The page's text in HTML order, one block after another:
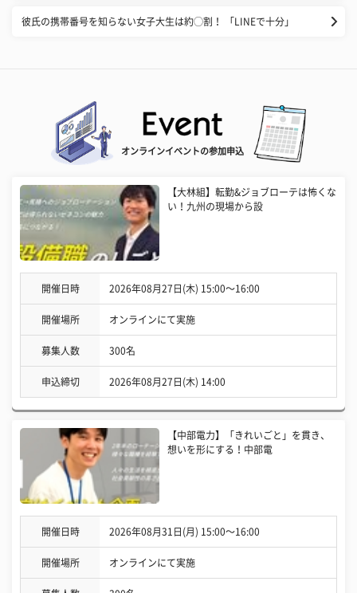
彼氏の携帯番号を知らない女子大生は約◯割！ 「LINEで十分」
オンラインイベントの参加申込
【大林組】転勤&ジョブローテは怖くな
い！九州の現場から設
開催日時 2026年08月27日(木) 15:00〜16:00
開催場所 オンラインにて実施
募集人数 300名
申込締切 2026年08月27日(木) 14:00
【中部電力】「きれいごと」を貫き、
想いを形にする！中部電
開催日時 2026年08月31日(月) 15:00〜16:00
開催場所 オンラインにて実施